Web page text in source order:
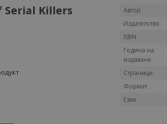
Serial Killers
Повече
Автор
Издателство
ISBN
Година на
издаване
Страници
Формат
Език